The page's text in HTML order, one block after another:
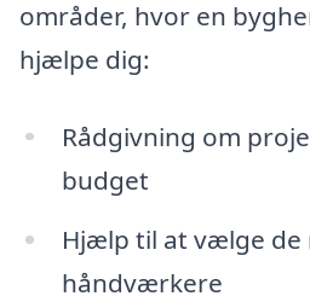
områder, hvor en
hjælpe dig:
Rådgivning om
budget
Hjælp til at vælge de
håndværkere